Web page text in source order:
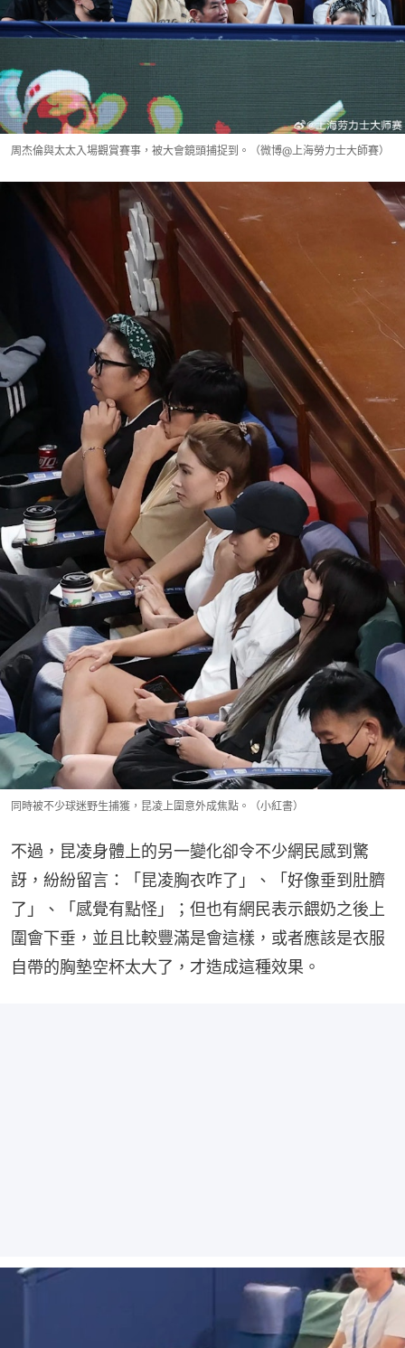
周杰倫與太太入場觀賞賽事，被大會鏡頭捕捉到。（微博@上海勞力士大師賽）
同時被不少球迷野生捕獲，昆凌上圍意外成焦點。（小紅書）
不過，昆凌身體上的另一變化卻令不少網民感到驚
訝，紛紛留言：「昆凌胸衣咋了」、「好像垂到肚臍
了」、「感覺有點怪」；但也有網民表示餵奶之後上
圍會下垂，並且比較豐滿是會這樣，或者應該是衣服
自帶的胸墊空杯太大了，才造成這種效果。